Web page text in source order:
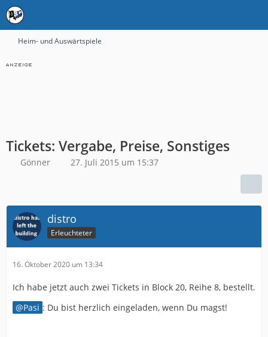
Heim- und Auswärtspiele
Tickets: Vergabe, Preise, Sonstiges
Gönner 27. Juli 2015 um 15:37
distro
Erleuchteter
16. Oktober 2020 um 13:34
Ich habe jetzt auch zwei Tickets in Block 20, Reihe 8, bestellt.
Pasi : Du bist herzlich eingeladen, wenn Du magst!